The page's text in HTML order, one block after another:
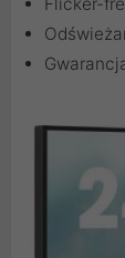
Flicker-